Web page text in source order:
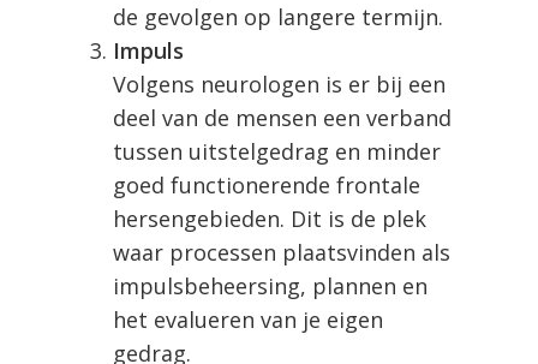
de gevolgen op langere termijn.
Impuls
Volgens neurologen is er bij een
deel van de mensen een verband
tussen uitstelgedrag en minder
goed functionerende frontale
hersengebieden. Dit is de plek
waar processen plaatsvinden als
impulsbeheersing, plannen en
het evalueren van je eigen
gedrag.